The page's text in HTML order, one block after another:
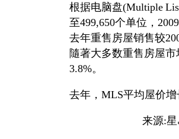
根据电脑盘(Multiple
至499,650个单位，
去年重售房屋销售较
隨著大多数重售房屋
3.8%。
去年，MLS平均屋价
来源: